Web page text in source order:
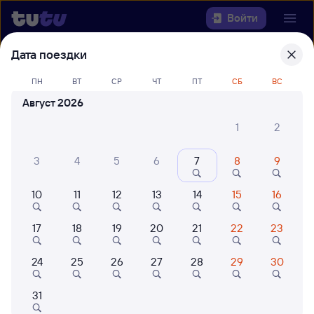
Войти
билеты Томмот — Алдан
22 года работаем для вас
Куда
Когда
Кто едет
Дата поездки
ПН ВТ СР ЧТ ПТ СБ ВС
Август 2026
1
2
3 4 5 6 7 8 9
10 11 12 13 14 15 16
17 18 19 20 21 22 23
24 25 26 27 28 29 30
31